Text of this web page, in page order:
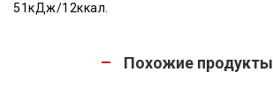
51кДж/12ккал.
Похожие продукты